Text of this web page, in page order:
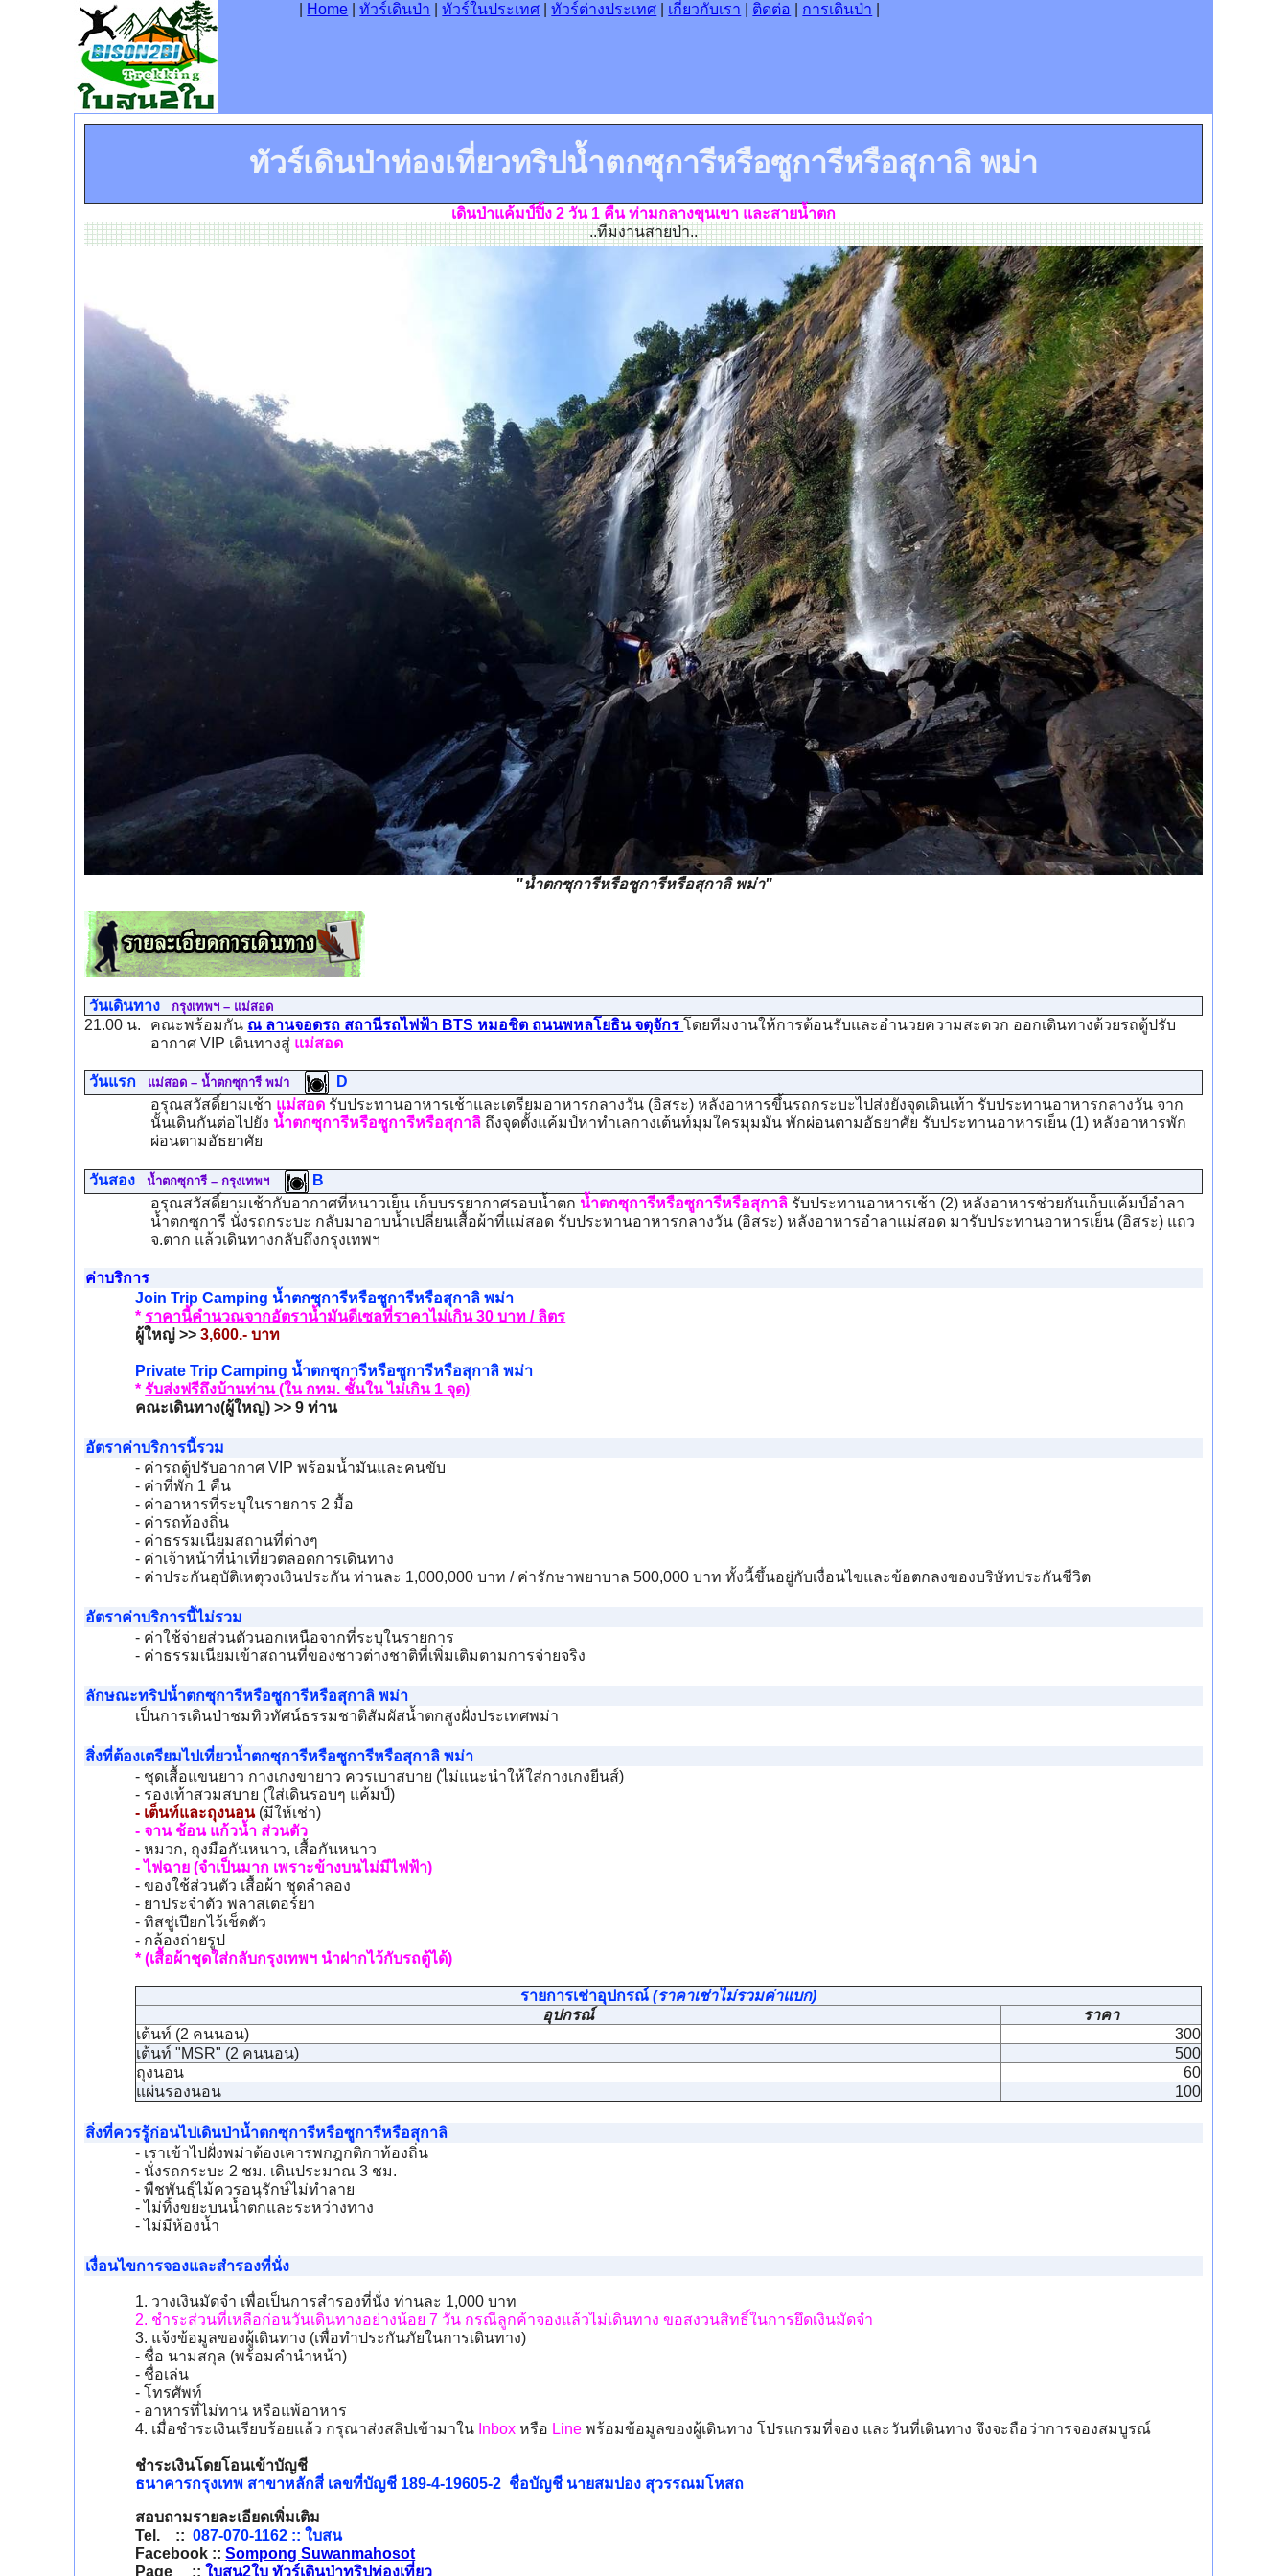
Home |ทัวร์เดินป่า |ทัวร์ในประเทศ |ทัวร์ต่างประเทศ เกี่ยวกับเรา ติดต่อ การเดินป่า
ทัวร์เดินป่าท่องเที่ยวทริปน้ำตกซุการีหรือซูการีหรือสุกาลิ พม่า
เดินป่าแค้มป์ปิ้ง 2 วัน 1 คืน ท่ามกลางขุนเขา และสายน้ำตก
..ทีมงานสายป่า..
"น้ำตกซุการีหรือซูการีหรือสุกาลิ พม่า"
วันเดินทาง กรุงเทพฯ – แม่สอด
21.00 น. คณะพร้อมกัน ณ ลานจอดรถ สถานีรถไฟฟ้า BTS หมอชิต ถนนพหลโยธิน จตุจักรโดยทีมงานให้การต้อนรับและอำนวยความสะดวก ออกเดินทางด้วยรถตู้ปรับ
อากาศ VIP เดินทางสู่ แม่สอด
วันแรก แม่สอด – น้ำตกซุการี พม่า
D
อรุณสวัสดิ์ยามเช้า แม่สอด รับประทานอาหารเช้าและเตรียมอาหารกลางวัน (อิสระ) หลังอาหารขึ้นรถกระบะไปส่งยังจุดเดินเท้า รับประทานอาหารกลางวัน จาก
นั้นเดินกันต่อไปยัง น้ำตกซุการีหรือซูการีหรือสุกาลิ ถึงจุดตั้งแค้มป์หาทำเลกางเต้นท์มุมใครมุมมัน พักผ่อนตามอัธยาศัย รับประทานอาหารเย็น (1) หลังอาหารพัก
ผ่อนตามอัธยาศัย
วันสอง น้ำตกซุการี – กรุงเทพฯ
B
อรุณสวัสดิ์ยามเช้ากับอากาศที่หนาวเย็น เก็บบรรยากาศรอบน้ำตก น้ำตกซุการีหรือซูการีหรือสุกาลิ รับประทานอาหารเช้า (2) หลังอาหารช่วยกันเก็บแค้มป์อำลา
น้ำตกซุการี นั่งรถกระบะ กลับมาอาบน้ำเปลี่ยนเสื้อผ้าที่แม่สอด รับประทานอาหารกลางวัน (อิสระ) หลังอาหารอำลาแม่สอด มารับประทานอาหารเย็น (อิสระ) แถว
จ.ตาก แล้วเดินทางกลับถึงกรุงเทพฯ
ค่าบริการ
Join Trip Camping น้ำตกซุการีหรือซูการีหรือสุกาลิ พม่า
*ราคานี้คำนวณจากอัตราน้ำมันดีเซลที่ราคาไม่เกิน 30 บาท / ลิตร
ผู้ใหญ่ >>3,600.- บาท
Private Trip Camping น้ำตกซุการีหรือซูการีหรือสุกาลิ พม่า
*รับส่งฟรีถึงบ้านท่าน (ใน กทม. ชั้นใน ไม่เกิน 1 จุด)
คณะเดินทาง(ผู้ใหญ่) >> 9 ท่าน
อัตราค่าบริการนี้รวม
- ค่ารถตู้ปรับอากาศ VIP พร้อมน้ำมันและคนขับ
- ค่าที่พัก 1 คืน
- ค่าอาหารที่ระบุในรายการ 2 มื้อ
- ค่ารถท้องถิ่น
- ค่าธรรมเนียมสถานที่ต่างๆ
- ค่าเจ้าหน้าที่นำเที่ยวตลอดการเดินทาง
- ค่าประกันอุบัติเหตุวงเงินประกัน ท่านละ 1,000,000 บาท / ค่ารักษาพยาบาล 500,000 บาท ทั้งนี้ขึ้นอยู่กับเงื่อนไขและข้อตกลงของบริษัทประกันชีวิต
อัตราค่าบริการนี้ไม่รวม
- ค่าใช้จ่ายส่วนตัวนอกเหนือจากที่ระบุในรายการ
- ค่าธรรมเนียมเข้าสถานที่ของชาวต่างชาติที่เพิ่มเติมตามการจ่ายจริง
ลักษณะทริปน้ำตกซุการีหรือซูการีหรือสุกาลิ พม่า
เป็นการเดินป่าชมทิวทัศน์ธรรมชาติสัมผัสน้ำตกสูงฝั่งประเทศพม่า
สิ่งที่ต้องเตรียมไปเที่ยวน้ำตกซุการีหรือซูการีหรือสุกาลิ พม่า
- ชุดเสื้อแขนยาว กางเกงขายาว ควรเบาสบาย (ไม่แนะนำให้ใส่กางเกงยีนส์)
- รองเท้าสวมสบาย (ใส่เดินรอบๆ แค้มป์)
- เต็นท์และถุงนอน(มีให้เช่า)
- จาน ช้อน แก้วน้ำ ส่วนตัว
- หมวก, ถุงมือกันหนาว, เสื้อกันหนาว
- ไฟฉาย (จำเป็นมาก เพราะข้างบนไม่มีไฟฟ้า)
- ของใช้ส่วนตัว เสื้อผ้า ชุดลำลอง
- ยาประจำตัว พลาสเตอร์ยา
- ทิสชู่เปียกไว้เช็ดตัว
- กล้องถ่ายรูป
* (เสื้อผ้าชุดใส่กลับกรุงเทพฯ นำฝากไว้กับรถตู้ได้)
รายการเช่าอุปกรณ์(ราคาเช่าไม่รวมค่าแบก)
อุปกรณ์
ราคา
เต้นท์ (2 คนนอน)
300
เต้นท์ "MSR" (2 คนนอน)
500
ถุงนอน
60
แผ่นรองนอน
100
สิ่งที่ควรรู้ก่อนไปเดินป่าน้ำตกซุการีหรือซูการีหรือสุกาลิ
- เราเข้าไปฝั่งพม่าต้องเคารพกฎกติกาท้องถิ่น
- นั่งรถกระบะ 2 ชม. เดินประมาณ 3 ชม.
- พืชพันธุ์ไม้ควรอนุรักษ์ไม่ทำลาย
- ไม่ทิ้งขยะบนน้ำตกและระหว่างทาง
- ไม่มีห้องน้ำ
เงื่อนไขการจองและสำรองที่นั่ง
1. วางเงินมัดจำ เพื่อเป็นการสำรองที่นั่ง ท่านละ 1,000 บาท
2. ชำระส่วนที่เหลือก่อนวันเดินทางอย่างน้อย 7 วัน กรณีลูกค้าจองแล้วไม่เดินทาง ขอสงวนสิทธิ์ในการยึดเงินมัดจำ
3. แจ้งข้อมูลของผู้เดินทาง (เพื่อทำประกันภัยในการเดินทาง)
- ชื่อ นามสกุล (พร้อมคำนำหน้า)
- ชื่อเล่น
- โทรศัพท์
- อาหารที่ไม่ทาน หรือแพ้อาหาร
4. เมื่อชำระเงินเรียบร้อยแล้ว กรุณาส่งสลิปเข้ามาใน Inbox หรือ Line พร้อมข้อมูลของผู้เดินทาง โปรแกรมที่จอง และวันที่เดินทาง จึงจะถือว่าการจองสมบูรณ์
ชำระเงินโดยโอนเข้าบัญชี
ธนาคารกรุงเทพ สาขาหลักสี่ เลขที่บัญชี 189-4-19605-2 ชื่อบัญชี นายสมปอง สุวรรณมโหสถ
สอบถามรายละเอียดเพิ่มเติม
Tel. ::087-070-1162 :: ใบสน
Facebook ::Sompong Suwanmahosot
Page ::ใบสน2ใบ ทัวร์เดินป่าทริปท่องเที่ยว